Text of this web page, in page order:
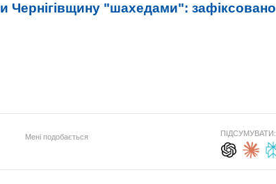
Чернігівщину "шахедами": зафіксовано
Мені подобається ПІДСУМУВАТИ: